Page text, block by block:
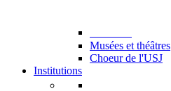
Musées et théâtres
Choeur de l'USJ
Institutions